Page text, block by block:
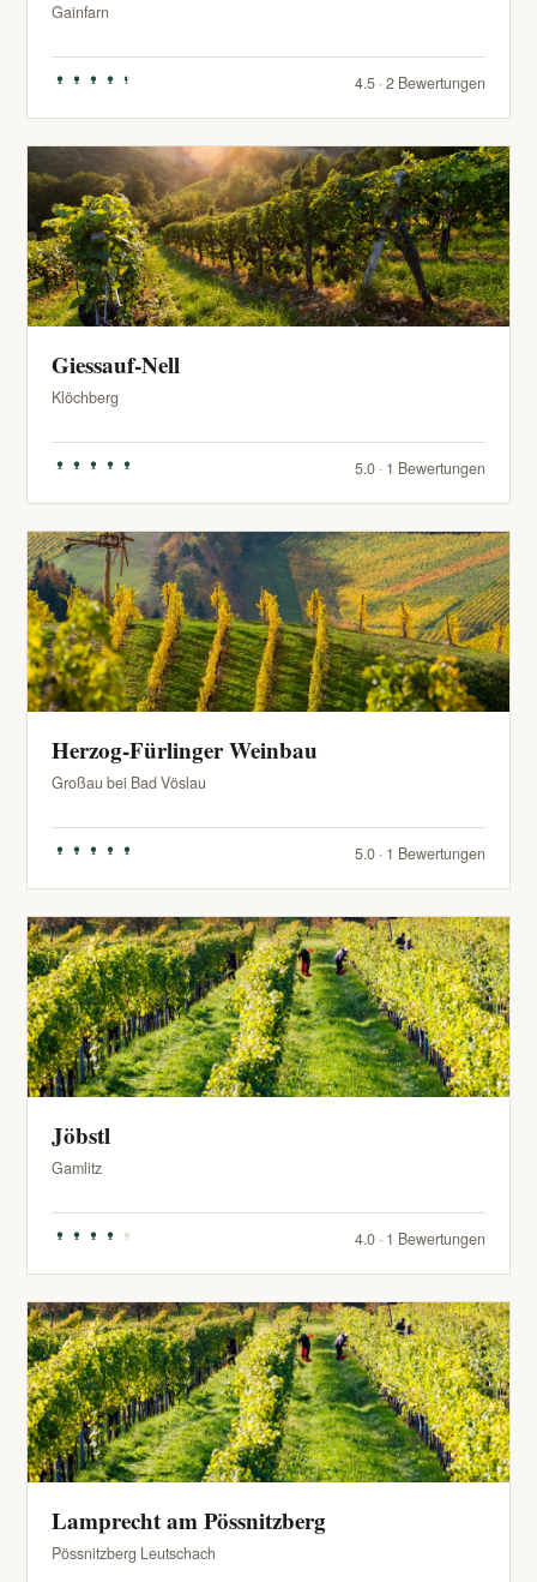
Gainfarn
4.5 · 2 Bewertungen
Giessauf-Nell
Klöchberg
5.0 · 1 Bewertungen
Herzog-Fürlinger Weinbau
Großau bei Bad Vöslau
5.0 · 1 Bewertungen
Jöbstl
Gamlitz
4.0 · 1 Bewertungen
Lamprecht am Pössnitzberg
Pössnitzberg Leutschach